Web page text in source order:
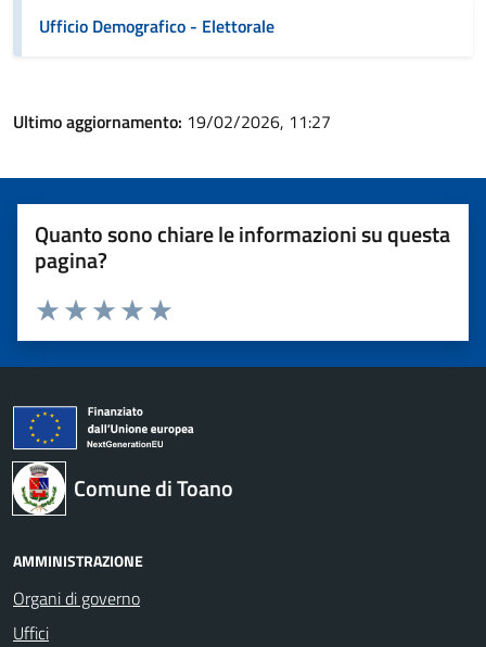
Ufficio Demografico - Elettorale
Ultimo aggiornamento: 19/02/2026, 11:27
Quanto sono chiare le informazioni su questa
pagina?
Valuta 5 stelle su 5
Valuta 4 stelle su 5
Valuta 3 stelle su 5
Valuta 2 stelle su 5
Valuta 1 stelle su 5
Comune di Toano
AMMINISTRAZIONE
Organi di governo
Uffici